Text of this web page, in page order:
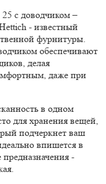
с доводчиком –
- известный
фурнитуры.
обеспечивают
делая
даже при
в одном
для хранения вещей,
подчеркнет ваш
впишется в
-